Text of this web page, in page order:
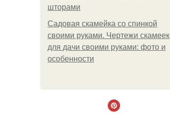
шторами
Садовая скамейка со спинкой
своими руками. Чертежи скамеек
для дачи своими руками: фото и
особенности